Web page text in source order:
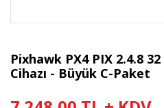
Pixhawk PX4 PIX 2.4.8
Cihazı - Büyük C-Paket